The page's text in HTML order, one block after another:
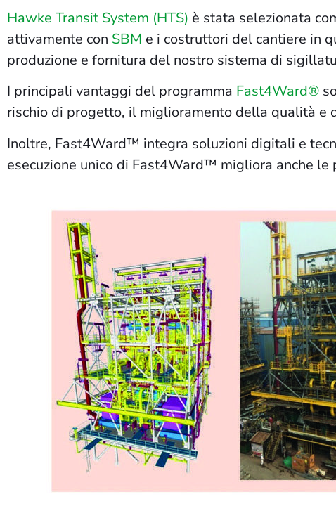
Hawke Transit System (HTS) è stata selezionata
attivamente con SBM e i costruttori del cantiere in
produzione e fornitura del nostro sistema di
I principali vantaggi del programma Fast4Ward®
rischio di progetto, il miglioramento della qualità e
Inoltre, Fast4Ward™ integra soluzioni digitali e
esecuzione unico di Fast4Ward™ migliora anche